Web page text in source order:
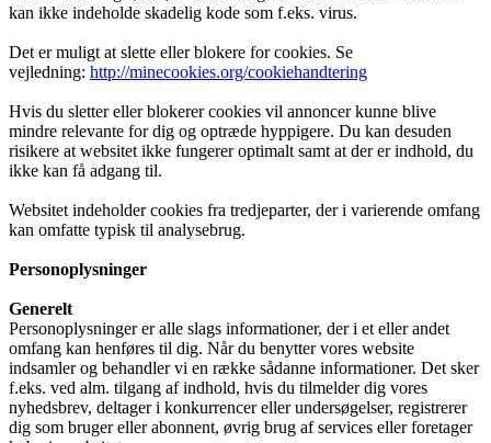
kan ikke indeholde skadelig kode som f.eks. virus.
Det er muligt at slette eller blokere for cookies. Se
vejledning: http://minecookies.org/cookiehandtering
Hvis du sletter eller blokerer cookies vil annoncer kunne blive
mindre relevante for dig og optræde hyppigere. Du kan desuden
risikere at websitet ikke fungerer optimalt samt at der er indhold, du
ikke kan få adgang til.
Websitet indeholder cookies fra tredjeparter, der i varierende omfang
kan omfatte typisk til analysebrug.
Personoplysninger
Generelt
Personoplysninger er alle slags informationer, der i et eller andet
omfang kan henføres til dig. Når du benytter vores website
indsamler og behandler vi en række sådanne informationer. Det sker
f.eks. ved alm. tilgang af indhold, hvis du tilmelder dig vores
nyhedsbrev, deltager i konkurrencer eller undersøgelser, registrerer
dig som bruger eller abonnent, øvrig brug af services eller foretager